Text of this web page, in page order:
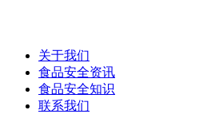
关于我们
食品安全资讯
食品安全知识
联系我们